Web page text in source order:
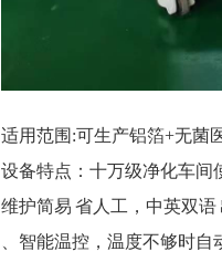
适用范围:可生产铝箔+无菌
设备特点：十万级净化车间
维护简易 省人工，中英双语
、智能温控，温度不够时